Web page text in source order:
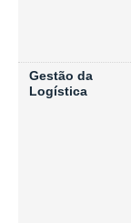
Gestão da
Logística